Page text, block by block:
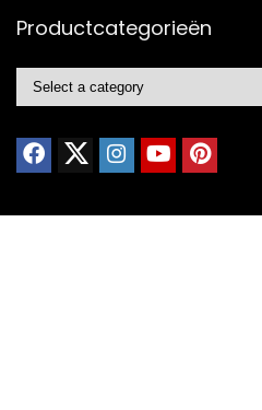
Productcategorieën